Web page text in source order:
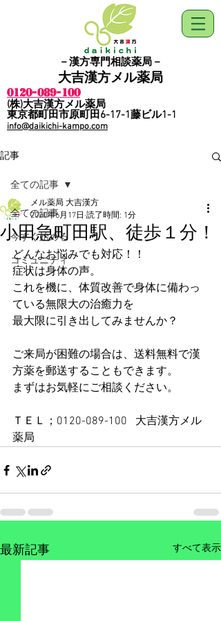
－漢方専門相談薬局－
​大吉漢方メル薬局
0120-089-100
​(株)大吉漢方メル薬局
​東京都町田市原町田6-17-1藤ビル1-1
info@daikichi-kampo.com
記事
全ての記事
今すぐ始める
コミュニティ
全ての記事
小田急町田駅、徒歩１分！
メル薬局 大吉漢方
2020年6月17日 読了時間: 1分
どんなお悩みでも対応！！
症状は身体の声。
これを機に、体質改善で身体に備わっ
ている無限大の治癒力を
最大限に引き出してみませんか？
ご来局が困難の場合は、送料無料で漢
方薬を郵送することもできます。
まずはお気軽にご相談ください。
ＴＥＬ；0120-089-100   大吉漢方メル
薬局
最新記事 すべて表示